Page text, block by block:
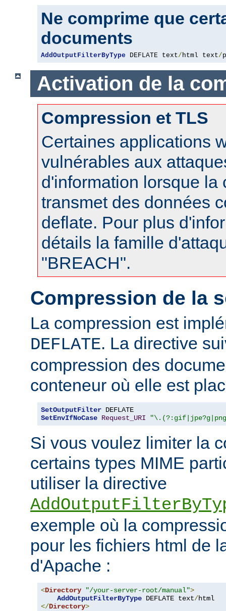
Ne comprime que
documents
AddOutputFilterByType DEFLATE text/html text/
Activation de la
Compression et TLS
Certaines applications
vulnérables aux
d'information lorsque la
transmet des données
deflate. Pour plus
détails la famille
"BREACH".
Compression de la
La compression est
DEFLATE. La directive
compression des
conteneur où elle est
SetOutputFilter
SetEnvIfNoCase Request_URI
Si vous voulez limiter la
certains types MIME
utiliser la directive
exemple où la
pour les fichiers html de
d'Apache :
<Directory "/your-server-root/manual">
AddOutputFilterByType DEFLATE text/
</Directory>